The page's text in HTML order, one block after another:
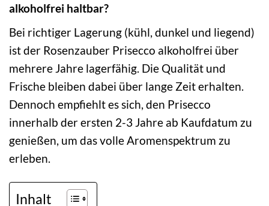
alkoholfrei haltbar?
Bei richtiger Lagerung (kühl, dunkel und liegend)
ist der Rosenzauber Prisecco alkoholfrei über
mehrere Jahre lagerfähig. Die Qualität und
Frische bleiben dabei über lange Zeit erhalten.
Dennoch empfiehlt es sich, den Prisecco
innerhalb der ersten 2-3 Jahre ab Kaufdatum zu
genießen, um das volle Aromenspektrum zu
erleben.
Inhalt